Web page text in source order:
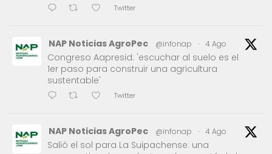
Twitter
NAP Noticias AgroPec @infonap · 4 Ago
Congreso Aapresid: 'escuchar al suelo es el
1er paso para construir una agricultura
sustentable'
Twitter
NAP Noticias AgroPec @infonap · 4 Ago
Salió el sol para La Suipachense: una